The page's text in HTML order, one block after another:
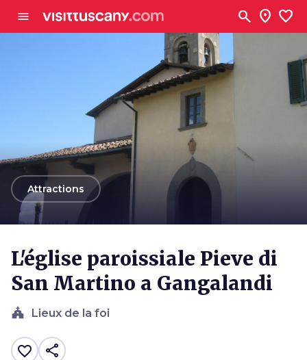
menu search location_on favorite
arrow_back
Attractions
L'église paroissiale Pieve di
San Martino a Gangalandi
church Lieux de la foi
favorite_border share